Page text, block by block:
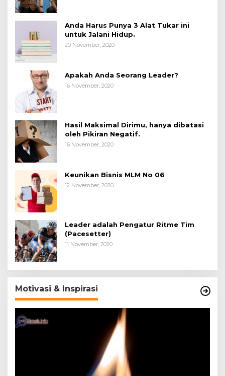
Anda Harus Punya 3 Alat Tukar ini
untuk Jalani Hidup.
20 November, 2020
Apakah Anda Seorang Leader?
16 November, 2020
Hasil Maksimal Dirimu, hanya dibatasi
oleh Pikiran Negatif.
16 November, 2020
Keunikan Bisnis MLM No 06
12 November, 2020
Leader adalah Pengatur Ritme Tim
(Pacesetter)
11 November, 2020
Motivasi & Inspirasi